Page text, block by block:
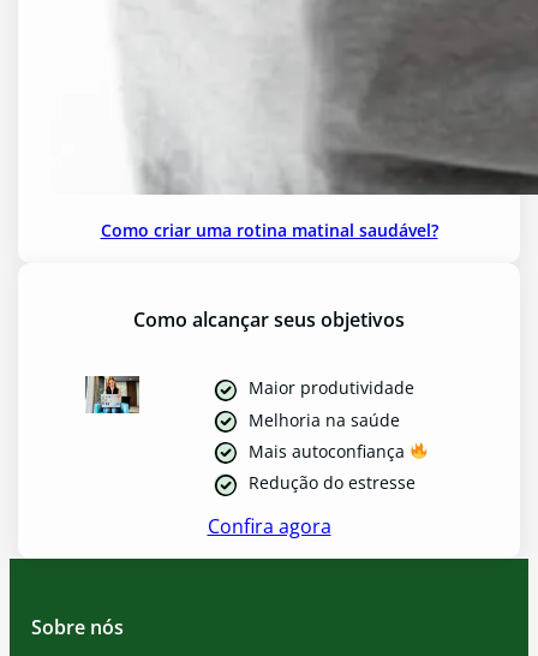
Como criar uma rotina matinal saudável?
Como alcançar seus objetivos
Maior produtividade
Melhoria na saúde
Mais autoconfiança
Redução do estresse
Confira agora
Sobre nós